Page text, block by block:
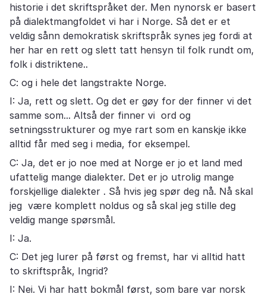
historie i det skriftspråket der. Men nynorsk er basert
på dialektmangfoldet vi har i Norge. Så det er et
veldig sånn demokratisk skriftspråk synes jeg fordi at
her har en rett og slett tatt hensyn til folk rundt om,
folk i distriktene..
C: og i hele det langstrakte Norge.
I: Ja, rett og slett. Og det er gøy for der finner vi det
samme som... Altså der finner vi ord og
setningsstrukturer og mye rart som en kanskje ikke
alltid får med seg i media, for eksempel.
C: Ja, det er jo noe med at Norge er jo et land med
ufattelig mange dialekter. Det er jo utrolig mange
forskjellige dialekter . Så hvis jeg spør deg nå. Nå skal
jeg være komplett noldus og så skal jeg stille deg
veldig mange spørsmål.
I: Ja.
C: Det jeg lurer på først og fremst, har vi alltid hatt
to skriftspråk, Ingrid?
I: Nei. Vi har hatt bokmål først, som bare var norsk